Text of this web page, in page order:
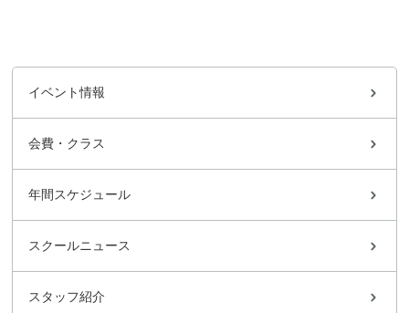
イベント情報
会費・クラス
年間スケジュール
スクールニュース
スタッフ紹介